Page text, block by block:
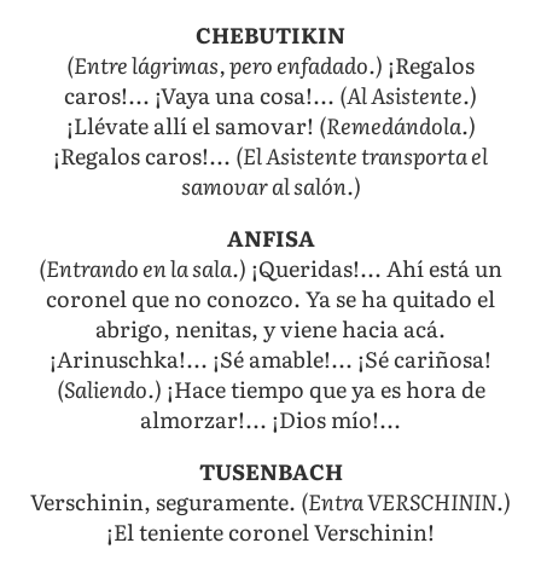
CHEBUTIKIN
(Entre lágrimas, pero enfadado.) ¡Regalos
caros!... ¡Vaya una cosa!... (Al Asistente.)
¡Llévate allí el samovar! (Remedándola.)
¡Regalos caros!... (El Asistente transporta el
samovar al salón.)
ANFISA
(Entrando en la sala.) ¡Queridas!... Ahí está un
coronel que no conozco. Ya se ha quitado el
abrigo, nenitas, y viene hacia acá.
¡Arinuschka!... ¡Sé amable!... ¡Sé cariñosa!
(Saliendo.) ¡Hace tiempo que ya es hora de
almorzar!... ¡Dios mío!...
TUSENBACH
Verschinin, seguramente. (Entra VERSCHININ.)
¡El teniente coronel Verschinin!